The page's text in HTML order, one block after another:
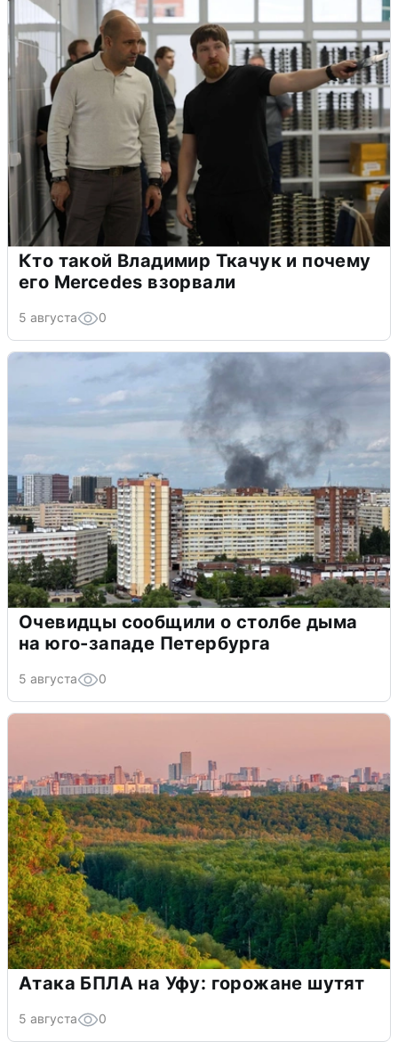
Кто такой Владимир Ткачук и почему
его Mercedes взорвали
5 августа 0
Очевидцы сообщили о столбе дыма
на юго-западе Петербурга
5 августа 0
Атака БПЛА на Уфу: горожане шутят
5 августа 0